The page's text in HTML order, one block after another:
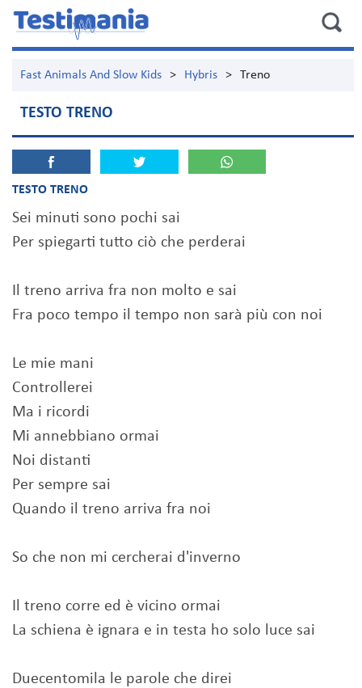
Fast Animals And Slow Kids > Hybris > Treno
TESTO TRENO
TESTO TRENO
Sei minuti sono pochi sai
Per spiegarti tutto ciò che perderai
Il treno arriva fra non molto e sai
Fra poco tempo il tempo non sarà più con noi
Le mie mani
Controllerei
Ma i ricordi
Mi annebbiano ormai
Noi distanti
Per sempre sai
Quando il treno arriva fra noi
So che non mi cercherai d'inverno
Il treno corre ed è vicino ormai
La schiena è ignara e in testa ho solo luce sai
Duecentomila le parole che direi